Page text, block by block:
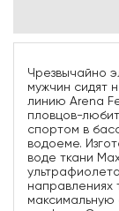
Чрезвычайно
мужчин сидят
линию Arena
пловцов-
спортом в
водоеме.
воде ткани
направлениях
максимальную